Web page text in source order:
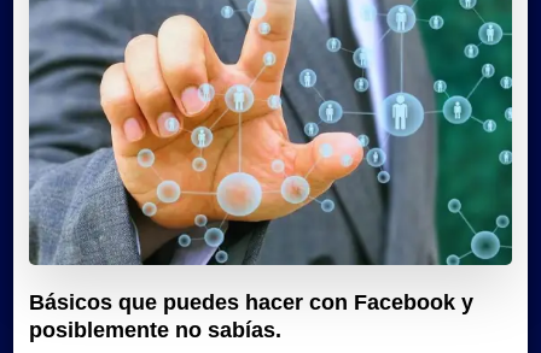
Básicos que puedes hacer con Facebook y
posiblemente no sabías.